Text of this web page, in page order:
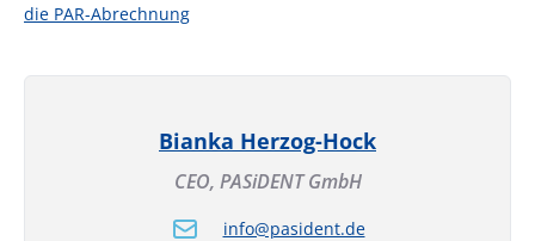
die PAR-Abrechnung
Bianka Herzog-Hock
CEO, PASiDENT GmbH
info@pasident.de